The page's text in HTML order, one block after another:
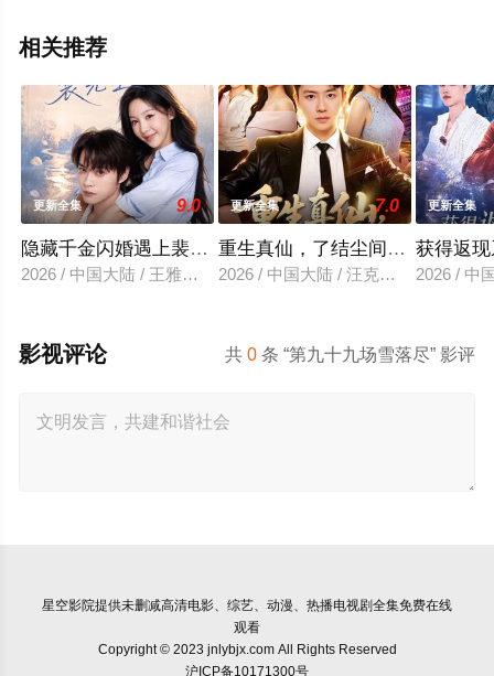
相关推荐
更新全集 9.0
隐藏千金闪婚遇上裴先生
2026 / 中国大陆 / 王雅清＆朱城玮
更新全集 7.0
重生真仙，了结尘间恩怨
2026 / 中国大陆 / 汪克强＆田诗园
更新全集
获得返
2026 / 中
共0 条 “第九十九场雪落尽” 影评
影视评论
星空影院提供未删减高清电影、综艺、动漫、热播电视剧全集免费在线
观看
Copyright © 2023 jnlybjx.com All Rights Reserved
沪ICP备10171300号